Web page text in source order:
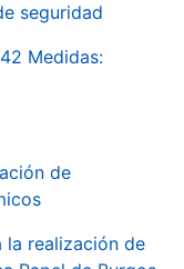
seguridad
Medidas:
de
la realización de